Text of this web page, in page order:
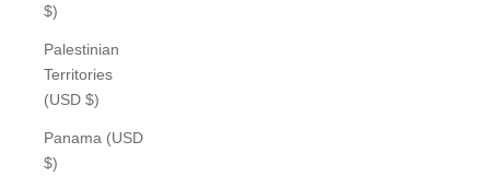
$)
Palestinian
Territories
(USD $)
Panama (USD
$)